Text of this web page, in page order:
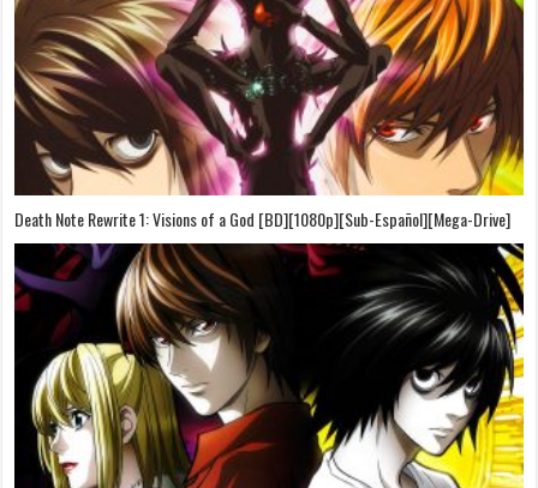
Death Note Rewrite 1: Visions of a God [BD][1080p][Sub-Español][Mega-Drive]